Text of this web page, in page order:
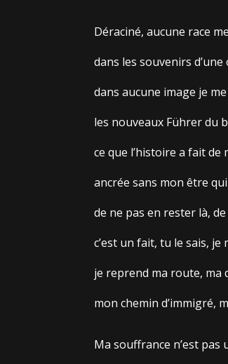
Déraciné, aucune race
dans les souvenirs
dans aucune image je
les nouveaux Führer du
ce que l’histoire a fait
ancrée sans mon être
de ne pas en rester là,
c’est un fait, tu le sais, je
je reprend ma route, ma
mon chemin d’immigré,
Ma souffrance n’est pas